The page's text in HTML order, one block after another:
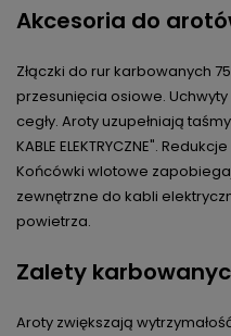
Akcesoria do
Złączki do rur karbowanych
przesunięcia osiowe.
cegły. Aroty uzupełniają
KABLE ELEKTRYCZNE".
Końcówki wlotowe
zewnętrzne do kabli
powietrza.​
Zalety
Aroty zwiększają